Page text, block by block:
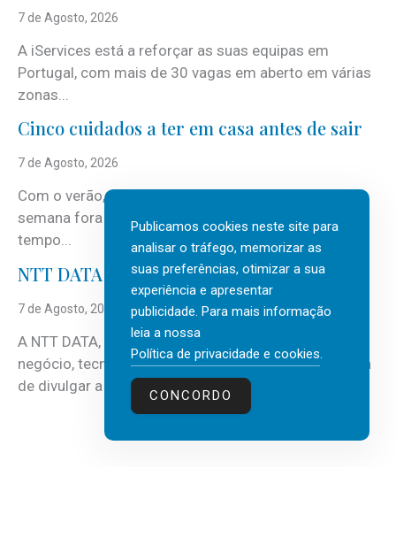
7 de Agosto, 2026
A iServices está a reforçar as suas equipas em
Portugal, com mais de 30 vagas em aberto em várias
zonas...
Cinco cuidados a ter em casa antes de sair
7 de Agosto, 2026
Com o verão, chegam também as férias, os fins-de-
semana fora e os dias em que a casa fica mais
tempo...
NTT DATA Insurtech Global Outlook 2026
7 de Agosto, 2026
A NTT DATA, consultora global em serviços de
negócio, tecnologia e inteligência artificial (IA), acaba
de divulgar a mais recente...
Publicamos cookies neste site para
analisar o tráfego, memorizar as
suas preferências, otimizar a sua
experiência e apresentar
publicidade. Para mais informação
leia a nossa
Política de privacidade e cookies.
CONCORDO